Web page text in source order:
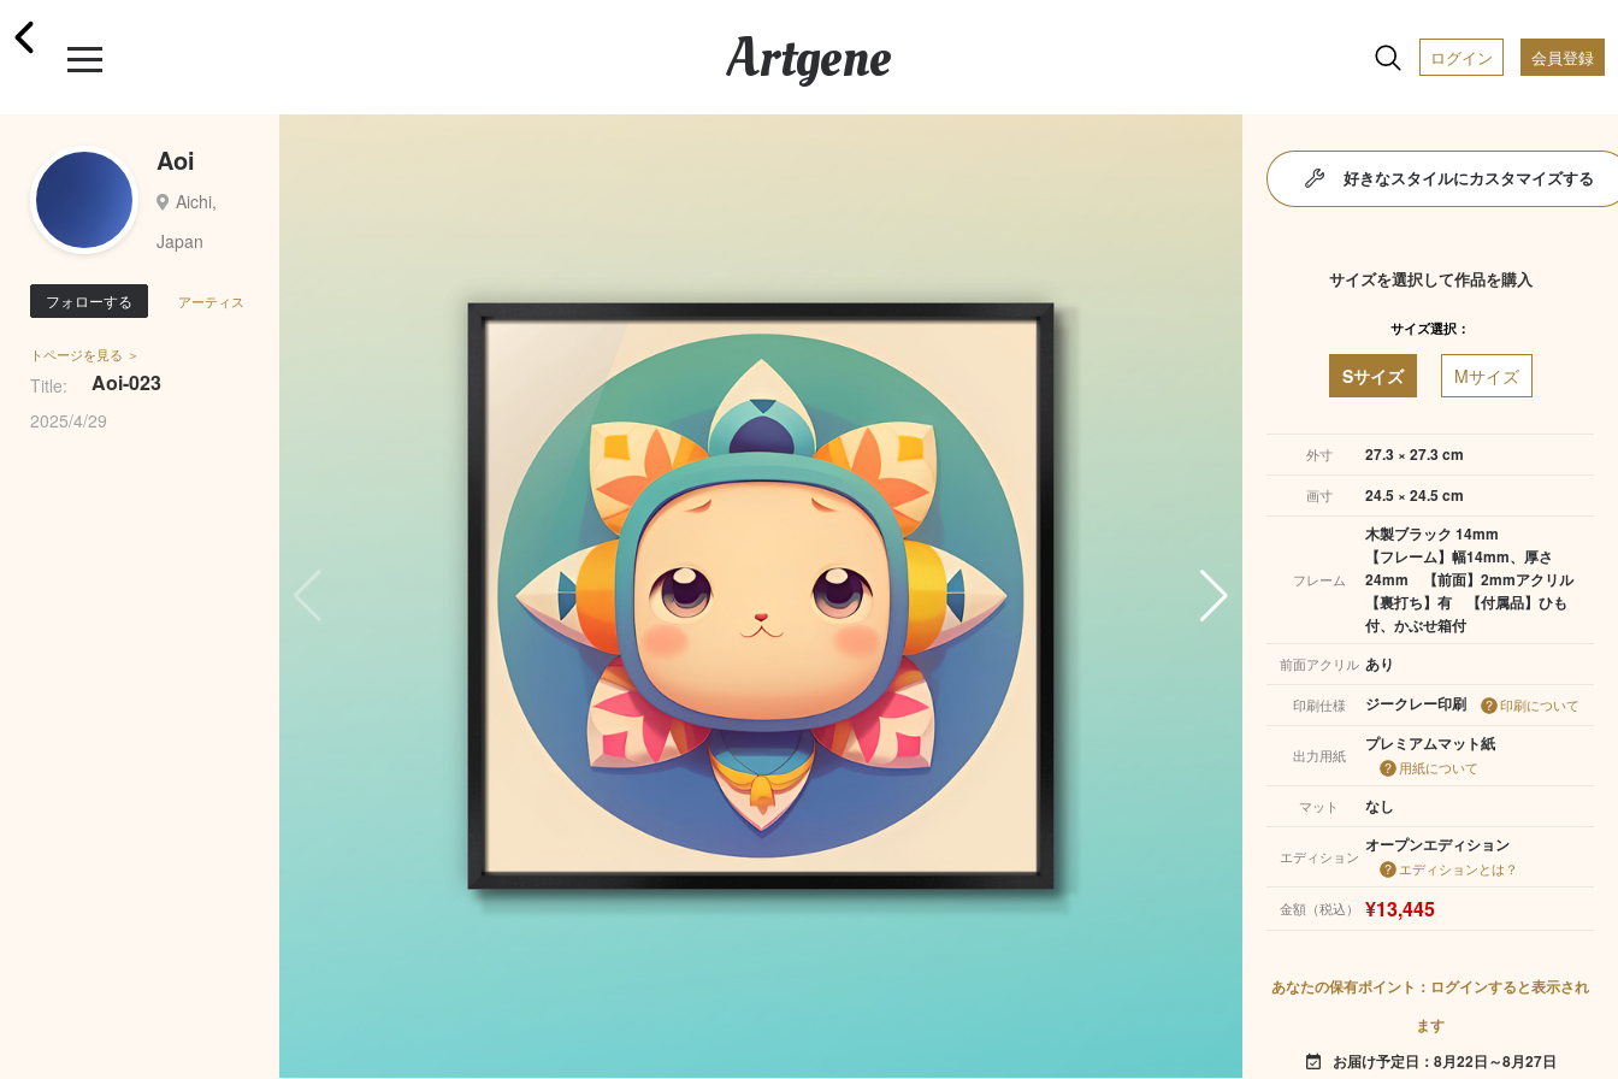
Artgene ログイン 会員登録
Aoi
Aichi,
Japan
フォローする アーティス
トページを見る ＞
Title: Aoi-023
2025/4/29
好きなスタイルにカスタマイズする
サイズを選択して作品を購入
サイズ選択：
Sサイズ Mサイズ
外寸 27.3 × 27.3 cm
画寸 24.5 × 24.5 cm
フレーム
木製ブラック 14mm
【フレーム】幅14mm、厚さ
24mm 【前面】2mmアクリル
【裏打ち】有 【付属品】ひも
付、かぶせ箱付
前面アクリル あり
印刷仕様 ジークレー印刷 印刷について
出力用紙
プレミアムマット紙
用紙について
マット
なし
エディション
オープンエディション
エディションとは？
金額（税込） ¥13,445
あなたの保有ポイント：ログインすると表示され
ます
event_available お届け予定日：8月22日～8月27日